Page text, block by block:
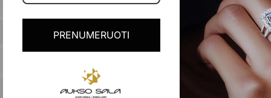
Kabantys
Cirkonis
Bespalvė
PRENUMERUOTI